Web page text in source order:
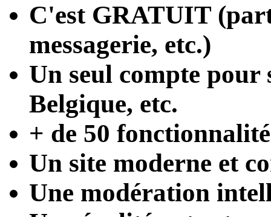
C'est GRATUIT
messagerie, etc.)
Un seul compte pour
Belgique, etc.
+ de 50
Un site moderne et
Une modération